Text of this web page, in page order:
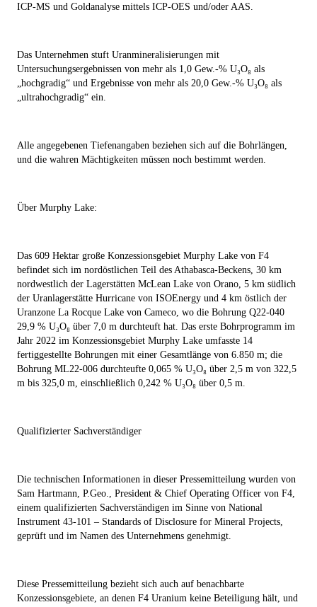
ICP-MS und Goldanalyse mittels ICP-OES und/oder AAS.
Das Unternehmen stuft Uranmineralisierungen mit
Untersuchungsergebnissen von mehr als 1,0 Gew.-% U₃O₈ als
„hochgradig“ und Ergebnisse von mehr als 20,0 Gew.-% U₃O₈ als
„ultrahochgradig“ ein.
Alle angegebenen Tiefenangaben beziehen sich auf die Bohrlängen,
und die wahren Mächtigkeiten müssen noch bestimmt werden.
Über Murphy Lake:
Das 609 Hektar große Konzessionsgebiet Murphy Lake von F4
befindet sich im nordöstlichen Teil des Athabasca-Beckens, 30 km
nordwestlich der Lagerstätten McLean Lake von Orano, 5 km südlich
der Uranlagerstätte Hurricane von ISOEnergy und 4 km östlich der
Uranzone La Rocque Lake von Cameco, wo die Bohrung Q22-040
29,9 % U₃O₈ über 7,0 m durchteuft hat. Das erste Bohrprogramm im
Jahr 2022 im Konzessionsgebiet Murphy Lake umfasste 14
fertiggestellte Bohrungen mit einer Gesamtlänge von 6.850 m; die
Bohrung ML22-006 durchteufte 0,065 % U₃O₈ über 2,5 m von 322,5
m bis 325,0 m, einschließlich 0,242 % U₃O₈ über 0,5 m.
Qualifizierter Sachverständiger
Die technischen Informationen in dieser Pressemitteilung wurden von
Sam Hartmann, P.Geo., President & Chief Operating Officer von F4,
einem qualifizierten Sachverständigen im Sinne von National
Instrument 43-101 – Standards of Disclosure for Mineral Projects
geprüft und im Namen des Unternehmens genehmigt.
Diese Pressemitteilung bezieht sich auch auf benachbarte
Konzessionsgebiete, an denen F4 Uranium keine Beteiligung hält, und